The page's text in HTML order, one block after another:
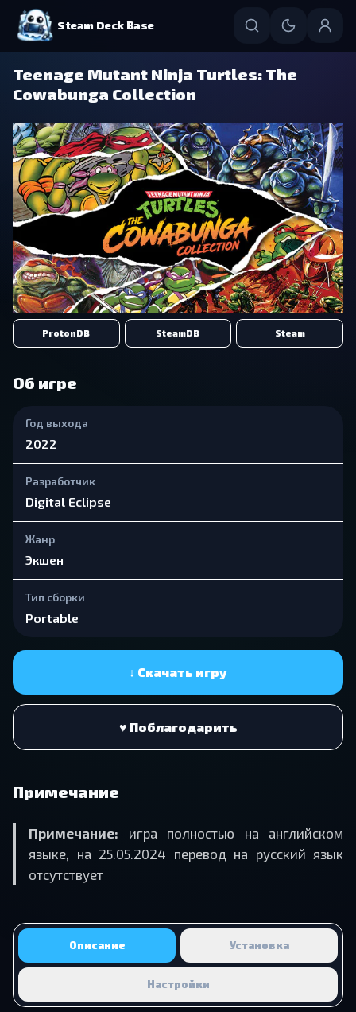
Steam Deck Base
Teenage Mutant Ninja Turtles: The
Cowabunga Collection
ProtonDB SteamDB Steam
Об игре
Год выхода
2022
Разработчик
Digital Eclipse
Жанр
Экшен
Тип сборки
Portable
↓ Скачать игру
♥ Поблагодарить
Примечание
Примечание: игра полностью на английском
языке, на 25.05.2024 перевод на русский язык
отсутствует
Описание Установка
Настройки